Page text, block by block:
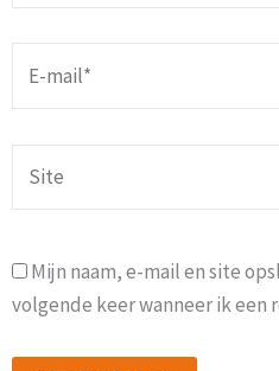
mail*
Mijn naam, e-mail en site
volgende keer wanneer ik een